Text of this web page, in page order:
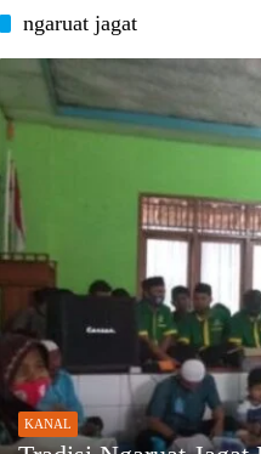
ngaruat jagat
KANAL